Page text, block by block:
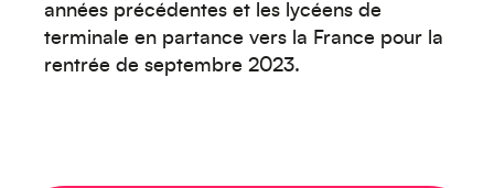
années précédentes et les lycéens de
terminale en partance vers la France pour la
rentrée de septembre 2023.
Océanie